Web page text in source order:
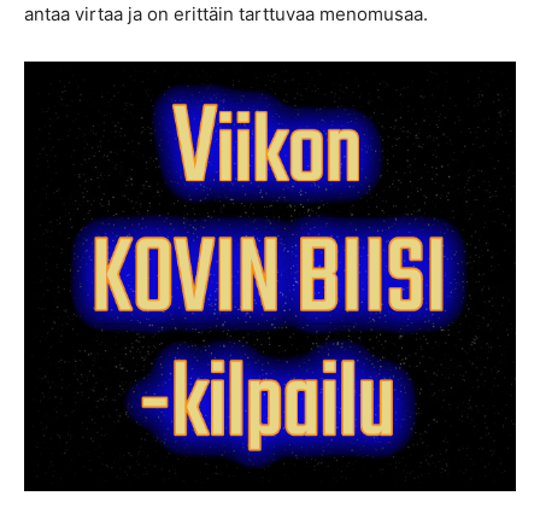
antaa virtaa ja on erittäin tarttuvaa menomusaa.